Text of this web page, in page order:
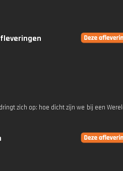
zich op: hoe dicht zijn we bij een